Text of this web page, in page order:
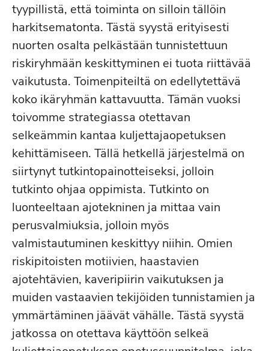
tyypillistä, että toiminta on silloin tällöin
harkitsematonta. Tästä syystä erityisesti
nuorten osalta pelkästään tunnistettuun
riskiryhmään keskittyminen ei tuota riittävää
vaikutusta. Toimenpiteiltä on edellytettävä
koko ikäryhmän kattavuutta. Tämän vuoksi
toivomme strategiassa otettavan
selkeämmin kantaa kuljettajaopetuksen
kehittämiseen. Tällä hetkellä järjestelmä on
siirtynyt tutkintopainotteiseksi, jolloin
tutkinto ohjaa oppimista. Tutkinto on
luonteeltaan ajotekninen ja mittaa vain
perusvalmiuksia, jolloin myös
valmistautuminen keskittyy niihin. Omien
riskipitoisten motiivien, haastavien
ajotehtävien, kaveripiirin vaikutuksen ja
muiden vastaavien tekijöiden tunnistamien ja
ymmärtäminen jäävät vähälle. Tästä syystä
jatkossa on otettava käyttöön selkeä